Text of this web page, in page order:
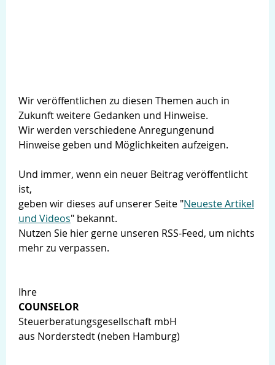
Wir veröffentlichen zu diesen Themen auch in
Zukunft weitere Gedanken und Hinweise.
Wir werden verschiedene Anregungenund
Hinweise geben und Möglichkeiten aufzeigen.
Und immer, wenn ein neuer Beitrag veröffentlicht
ist,
geben wir dieses auf unserer Seite "Neueste Artikel
und Videos" bekannt.
Nutzen Sie hier gerne unseren RSS-Feed, um nichts
mehr zu verpassen.
Ihre
COUNSELOR
Steuerberatungsgesellschaft mbH
aus Norderstedt (neben Hamburg)